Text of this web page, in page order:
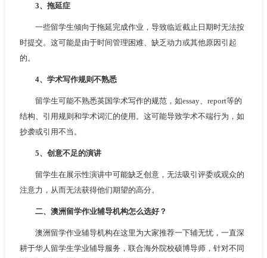
3、拖延症
一些留学生倾向于拖延完成作业，导致临近截止日期时无法按
时提交。这可能是由于时间管理困难、缺乏动力或其他原因引起
的。
4、学术写作规则不熟悉
留学生可能不熟悉英国学术写作的规范，如essay、report等的
结构、引用规则和学术词汇的使用。这可能导致学术不端行为，如
抄袭或引用不当。
5、创意不足的演讲
留学生在展示性演讲中可能缺乏创意，无法吸引评委或观众的
注意力，从而无法获得他们期望的高分。
二、澳洲留学作业辅导机构怎么选好？
澳洲留学作业辅导机构在这里为大家推荐一下辅无忧，一直深
耕于华人留学生学业辅导服务，联合海外院校硕博导师，针对不同